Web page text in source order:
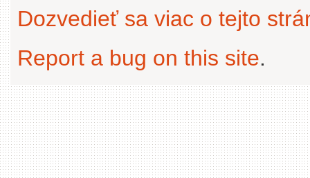
Dozvedieť sa viac o tejto
Report a bug on this site.